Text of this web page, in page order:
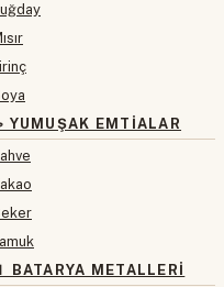
YUMUŞAK EMTIALAR
BATARYA METALLERI